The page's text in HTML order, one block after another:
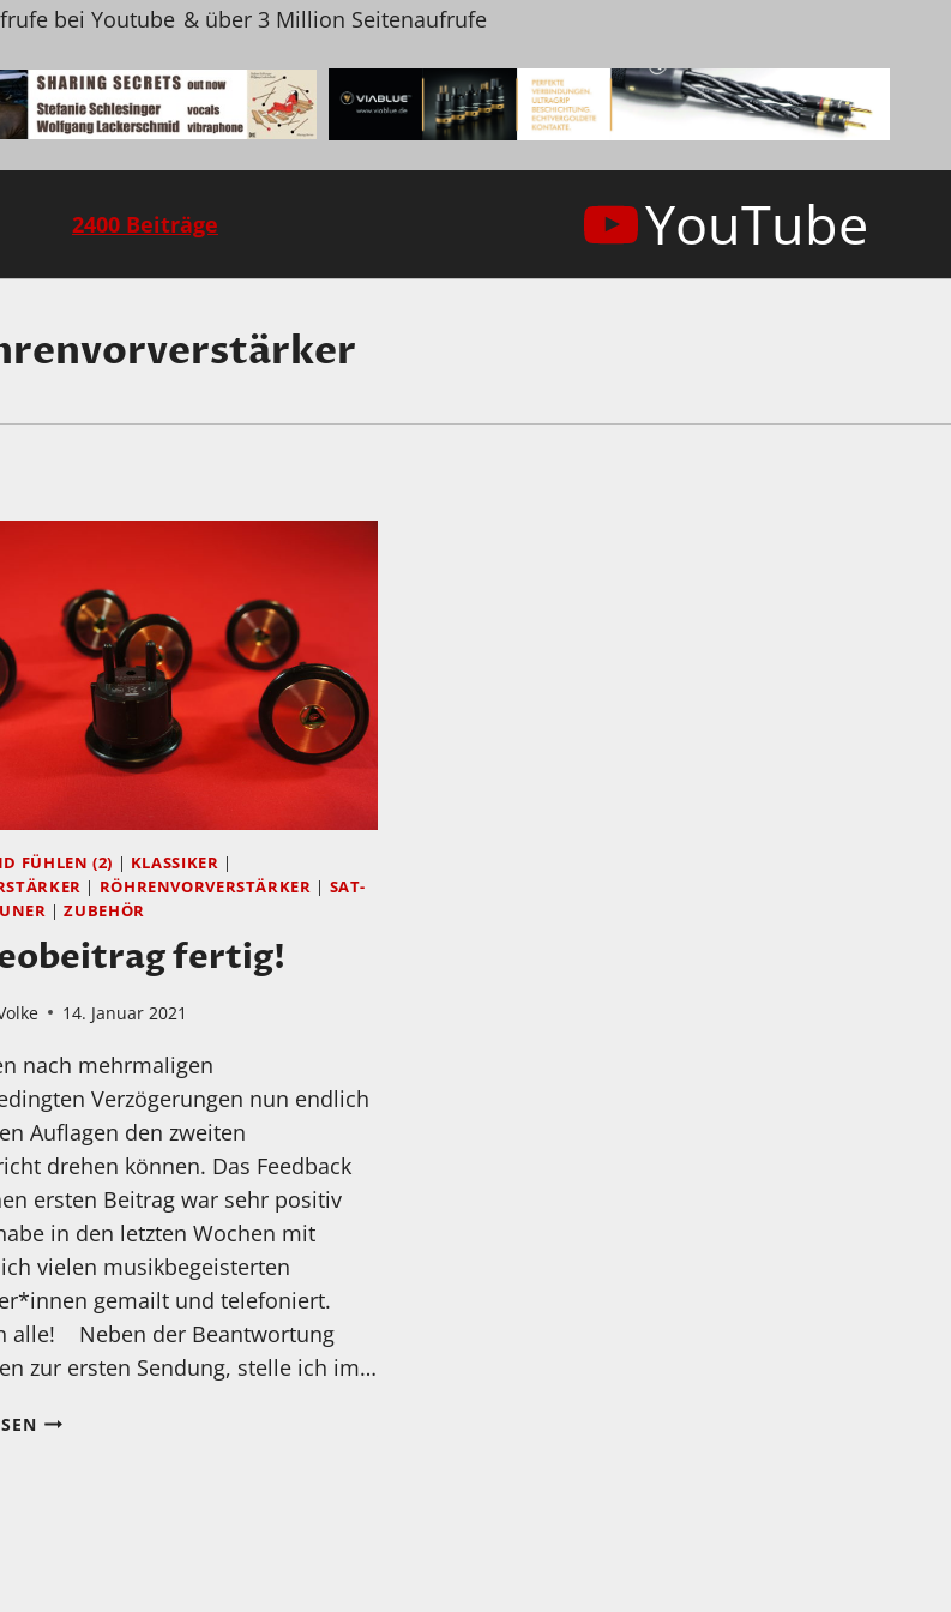
bei Youtube & über 3 Million Seitenaufrufe
2400 Beiträge YouTube
FÜHLEN (2) | KLASSIKER |
| RÖHRENVORVERSTÄRKER | SAT-
|ZUBEHÖR
fertig!
14. Januar 2021
nach mehrmaligen
Verzögerungen nun endlich
Auflagen den zweiten
drehen können. Das Feedback
ersten Beitrag war sehr positiv
in den letzten Wochen mit
vielen musikbegeisterten
gemailt und telefoniert.
alle! Neben der Beantwortung
zur ersten Sendung, stelle ich im…
2